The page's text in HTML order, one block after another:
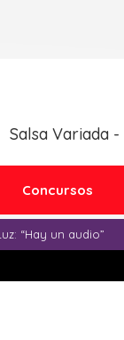
Salsa Variada -
Concursos
“Hay un audio”